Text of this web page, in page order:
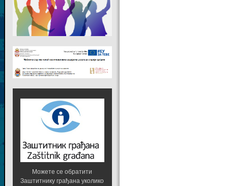
Можете се обратити
Заштитнику грађана уколико